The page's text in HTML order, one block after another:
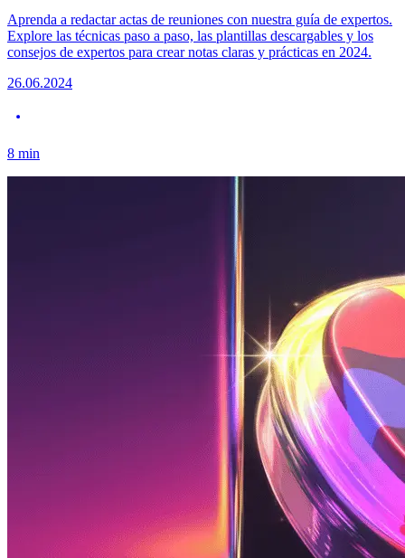
Aprenda a redactar actas de reuniones con nuestra guía de expertos.
Explore las técnicas paso a paso, las plantillas descargables y los
consejos de expertos para crear notas claras y prácticas en 2024.
26.06.2024
8 min